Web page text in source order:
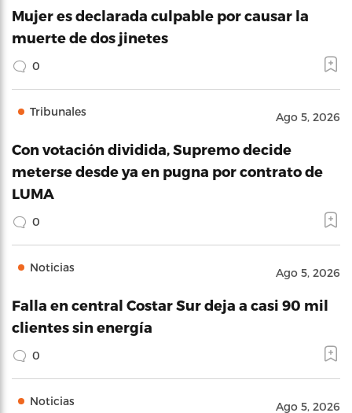
Mujer es declarada culpable por causar la
muerte de dos jinetes
0
Tribunales Ago 5, 2026
Con votación dividida, Supremo decide
meterse desde ya en pugna por contrato de
LUMA
0
Noticias Ago 5, 2026
Falla en central Costar Sur deja a casi 90 mil
clientes sin energía
0
Noticias Ago 5, 2026